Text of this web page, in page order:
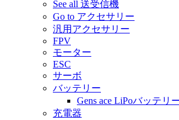
See all 送受信機
Go to アクセサリー
汎用アクセサリー
FPV
モーター
ESC
サーボ
バッテリー
Gens ace LiPoバッテリ
充電器